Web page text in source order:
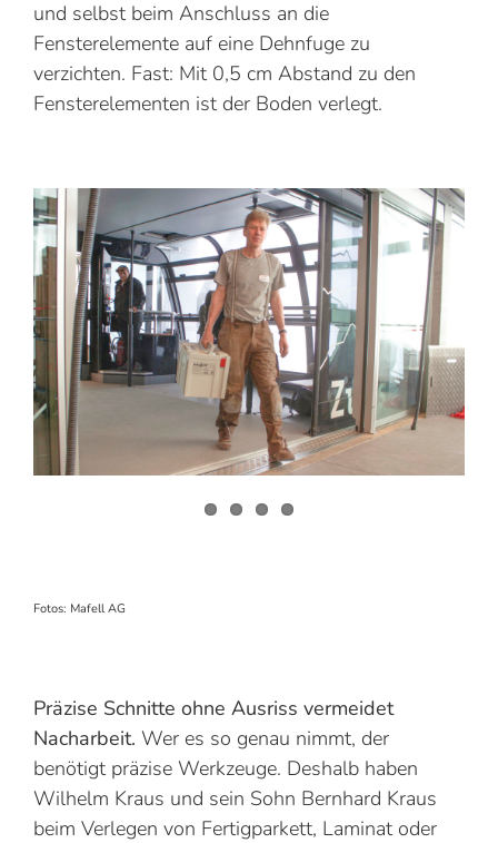
und selbst beim Anschluss an die
Fensterelemente auf eine Dehnfuge zu
verzichten. Fast: Mit 0,5 cm Abstand zu den
Fensterelementen ist der Boden verlegt.
Fotos: Mafell AG
Präzise Schnitte ohne Ausriss vermeidet
Nacharbeit. Wer es so genau nimmt, der
benötigt präzise Werkzeuge. Deshalb haben
Wilhelm Kraus und sein Sohn Bernhard Kraus
beim Verlegen von Fertigparkett, Laminat oder